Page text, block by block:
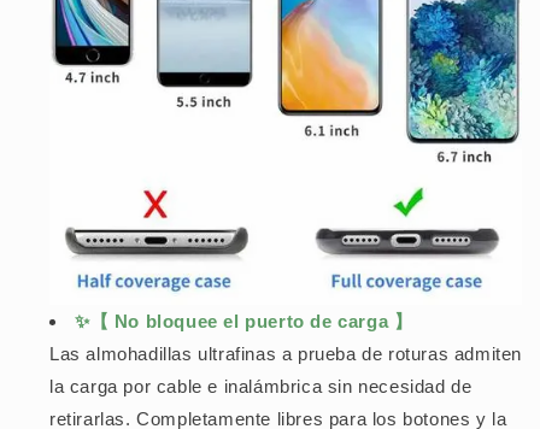
✨【 No bloquee el puerto de carga 】
Las almohadillas ultrafinas a prueba de roturas admiten
la carga por cable e inalámbrica sin necesidad de
retirarlas. Completamente libres para los botones y la